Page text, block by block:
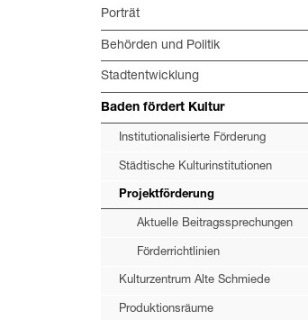
Porträt
Behörden und Politik
Stadtentwicklung
Baden fördert Kultur
Institutionalisierte Förderung
Städtische Kulturinstitutionen
Projektförderung
Aktuelle Beitragssprechungen
Förderrichtlinien
Kulturzentrum Alte Schmiede
Produktionsräume